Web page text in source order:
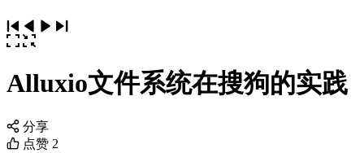
Alluxio文件系统在搜狗的实践
分享
点赞 2